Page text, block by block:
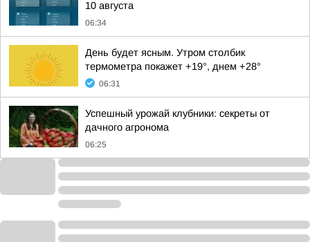
10 августа
06:34
День будет ясным. Утром столбик
термометра покажет +19°, днем +28°
06:31
Успешный урожай клубники: секреты от
дачного агронома
06:25